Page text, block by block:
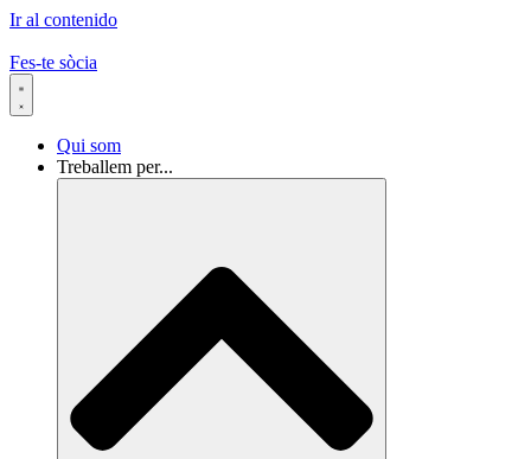
Ir al contenido
Fes-te sòcia
Qui som
Treballem per...